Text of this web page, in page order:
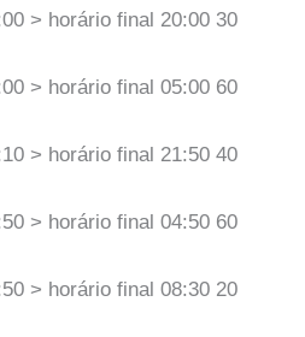
> horário final 20:00 30
> horário final 05:00 60
> horário final 21:50 40
> horário final 04:50 60
> horário final 08:30 20